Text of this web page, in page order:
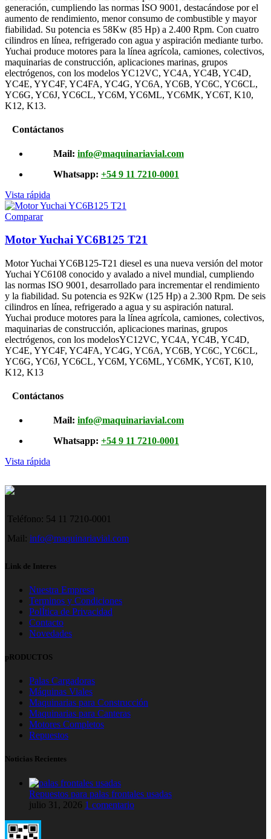
generación, cumpliendo las normas ISO 9001, destacándose por el
aumento de rendimiento, menor consumo de combustible y mayor
fiabilidad. Su potencia es 58Kw (85 Hp) a 2.400 Rpm. Con cuatro
cilindros en línea, refrigerado con agua y aspiración mediante turbo.
Yuchai produce motores para la línea agrícola, camiones, colectivos,
maquinarias de construcción, aplicaciones marinas, grupos
electrógenos, con los modelos YC12VC, YC4A, YC4B, YC4D,
YC4E, YYC4F, YC4FA, YC4G, YC6A, YC6B, YC6C, YC6CL,
YC6G, YC6J, YC6CL, YC6M, YC6ML, YC6MK, YC6T, K10,
K12, K13.
Contáctanos
Mail: info@maquinariavial.com
Whatsapp: +54 9 11 7210-0001
Vista rápida
Comparar
Motor Yuchai YC6B125 T21
Motor Yuchai YC6B125-T21 diesel es una nueva versión del motor
Yuchai YC6108 conocido y avalado a nivel mundial, cumpliendo
las normas ISO 9001, desarrollado para incrementar el rendimiento
y la fiabilidad. Su potencia es 92Kw (125 Hp) a 2.300 Rpm. De seis
cilindros en línea, refrigerado a agua y su aspiración natural.
Yuchai produce motores para la línea agrícola, camiones, colectivos,
maquinarias de construcción, aplicaciones marinas, grupos
electrógenos, con los modelosYC12VC, YC4A, YC4B, YC4D,
YC4E, YYC4F, YC4FA, YC4G, YC6A, YC6B, YC6C, YC6CL,
YC6G, YC6J, YC6CL, YC6M, YC6ML, YC6MK, YC6T, K10,
K12, K13
Contáctanos
Mail: info@maquinariavial.com
Whatsapp: +54 9 11 7210-0001
Vista rápida
Teléfono: 54 11 7210-0001
Mail: info@maquinariavial.com
Link de Interes
Nuestra Empresa
Terminos y Condiciones
PolÍtica de Privacidad
Contacto
Novedades
pRODUCTOS
Palas Cargadoras
Máquinas Viales
Maquinarias para Construcción
Maquinarias para Canteras
Motores Completos
Repuestos
Noticias Recientes
Repuestos para palas frontales usadas
julio 31, 2026 1 comentario